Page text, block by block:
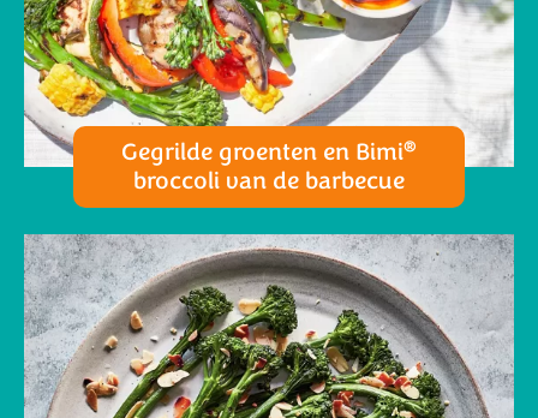
Gegrilde groenten en Bimi®
broccoli van de barbecue